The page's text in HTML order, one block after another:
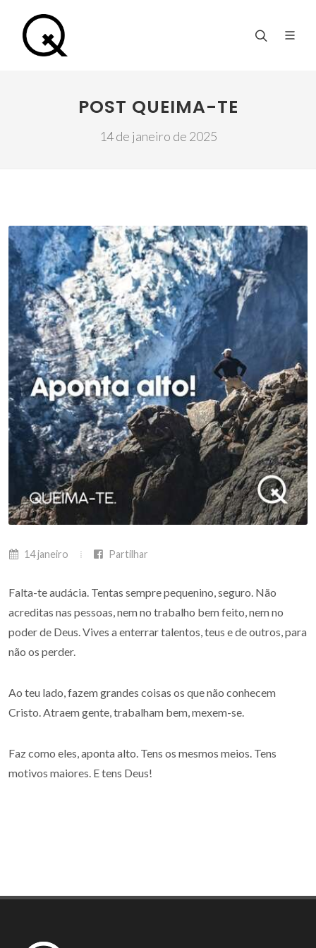
POST QUEIMA-TE
14 de janeiro de 2025
14 janeiro Partilhar
Falta-te audácia. Tentas sempre pequenino, seguro. Não
acreditas nas pessoas, nem no trabalho bem feito, nem no
poder de Deus. Vives a enterrar talentos, teus e de outros, para
não os perder.
Ao teu lado, fazem grandes coisas os que não conhecem
Cristo. Atraem gente, trabalham bem, mexem-se.
Faz como eles, aponta alto. Tens os mesmos meios. Tens
motivos maiores. E tens Deus!